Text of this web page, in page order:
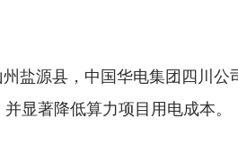
源县，中国华电集团四川公
显著降低算力项目用电成本。